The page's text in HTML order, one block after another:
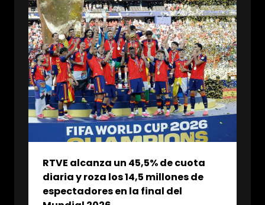
RTVE alcanza un 45,5% de cuota
diaria y roza los 14,5 millones de
espectadores en la final del